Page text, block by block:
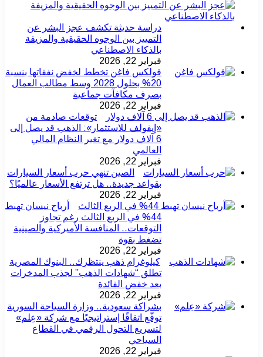
دراسة حديثة تكشف عجز البشر عن
التمييز بين الوجوه الحقيقية والمزيفة
بالذكاء الاصطناعي
فبراير 22, 2026
فولكس فاغن تخطط لخفض نفقاتها بنسبة
20% بحلول 2028 وسط مطالب العمال
بصرف مكافآت جماعية
فبراير 22, 2026
توقعات صادمة من
«إيفولف للاستثمار»: الذهب قد يصل إلى
6 آلاف دولار مع تغير النظام المالي
العالمي
فبراير 22, 2026
الصين تنهي حرب أسعار السيارات
بقواعد جديدة.. هل ترتفع الأسعار عالميًا؟
فبراير 22, 2026
أرباح نيسان تهبط
44% في الربع الثالث رغم تجاوز
التوقعات.. المنافسة الأميركية والصينية
تضغط بقوة
فبراير 22, 2026
كيلوغرام ذهب ينتظرك.. البنوك المصرية
تطلق “شهادات الذهب” لجذب المدخرات
بعد خفض الفائدة
فبراير 22, 2026
بشراكة سعودية.. وزارة السياحة السورية
توقّع اتفاقًا إستراتيجيًا مع شركة «عِلم»
لتسريع التحول الرقمي في القطاع
السياحي
فبراير 22, 2026